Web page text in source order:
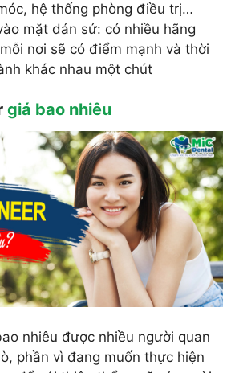
hệ thống phòng điều trị…
mặt dán sứ: có nhiều hãng
nơi sẽ có điểm mạnh và thời
khác nhau một chút
giá bao nhiêu
nhiêu được nhiều người quan
phần vì đang muốn thực hiện